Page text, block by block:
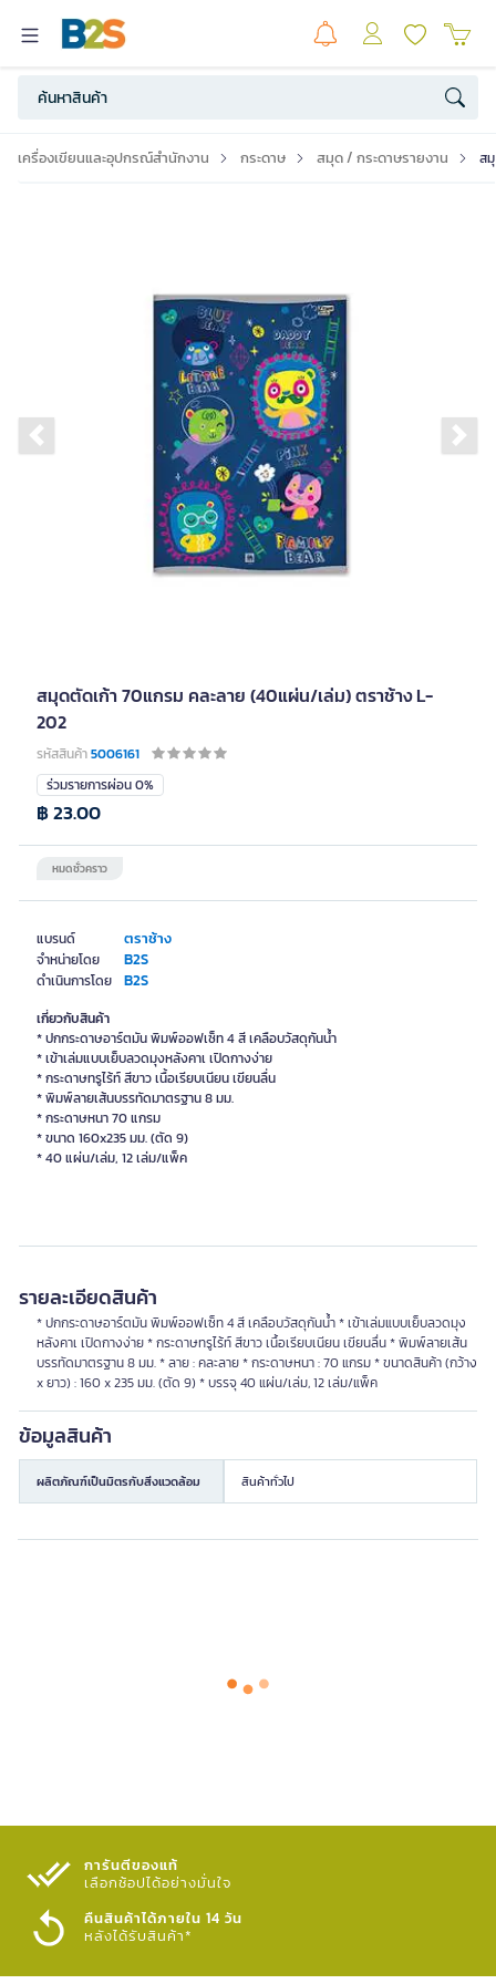
เครื่องเขียนและอุปกรณ์สำนักงาน กระดาษ สมุด / กระดาษรายงาน ส
Previous slide
สมุดตัดเก้า 70แกรม คละลาย (40แผ่น/เล่ม) ตราช้าง L-
202
รหัสสินค้า5006161
แบรนด์ ตราช้าง
จำหน่ายโดย B2S
ดำเนินการโดย B2S
ร่วมรายการผ่อน 0%
หมดชั่วคราว
฿ 23.00
เกี่ยวกับสินค้า
* ปกกระดาษอาร์ตมัน พิมพ์ออฟเซ็ท 4 สี เคลือบวัสดุกันน้ำ
* เข้าเล่มแบบเย็บลวดมุงหลังคาเ เปิดกางง่าย
* กระดาษทรูไร้ท์ สีขาว เนื้อเรียบเนียน เขียนลื่น
* พิมพ์ลายเส้นบรรทัดมาตรฐาน 8 มม.
* กระดาษหนา 70 แกรม
* ขนาด 160x235 มม. (ตัด 9)
* 40 แผ่น/เล่ม, 12 เล่ม/แพ็ค
รายละเอียดสินค้า
* ปกกระดาษอาร์ตมัน พิมพ์ออฟเซ็ท 4 สี เคลือบวัสดุกันน้ำ * เข้าเล่มแบบเย็บลวดมุง
หลังคาเ เปิดกางง่าย * กระดาษทรูไร้ท์ สีขาว เนื้อเรียบเนียน เขียนลื่น * พิมพ์ลายเส้น
บรรทัดมาตรฐาน 8 มม. * ลาย : คละลาย * กระดาษหนา : 70 แกรม * ขนาดสินค้า (กว้าง
x ยาว) : 160 x 235 มม. (ตัด 9) * บรรจุ 40 แผ่น/เล่ม, 12 เล่ม/แพ็ค
ข้อมูลสินค้า
ผลิตภัณฑ์เป็นมิตรกับสิ่งแวดล้อม สินค้าทั่วไป
การันตีของแท้
เลือกช้อปได้อย่างมั่นใจ​
คืนสินค้าได้ภายใน 14 วัน
หลังได้รับสินค้า*